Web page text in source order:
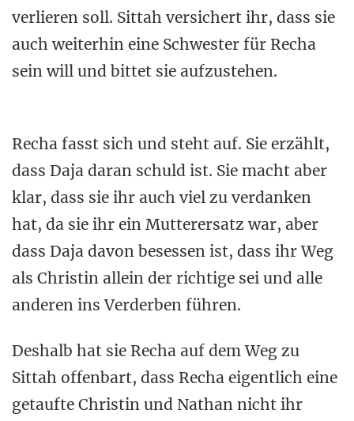
verlieren soll. Sittah versichert ihr, dass sie
auch weiterhin eine Schwester für Recha
sein will und bittet sie aufzustehen.
Recha fasst sich und steht auf. Sie erzählt,
dass Daja daran schuld ist. Sie macht aber
klar, dass sie ihr auch viel zu verdanken
hat, da sie ihr ein Mutterersatz war, aber
dass Daja davon besessen ist, dass ihr Weg
als Christin allein der richtige sei und alle
anderen ins Verderben führen.
Deshalb hat sie Recha auf dem Weg zu
Sittah offenbart, dass Recha eigentlich eine
getaufte Christin und Nathan nicht ihr